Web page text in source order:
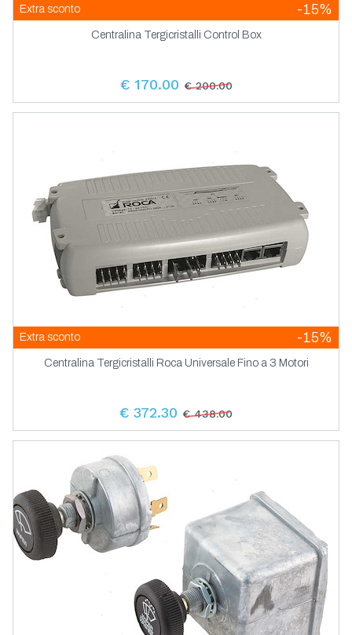
Extra sconto -15%
Centralina Tergicristalli Control Box
€ 170.00 € 200.00
Extra sconto -15%
Centralina Tergicristalli Roca Universale Fino a 3 Motori
€ 372.30 € 438.00